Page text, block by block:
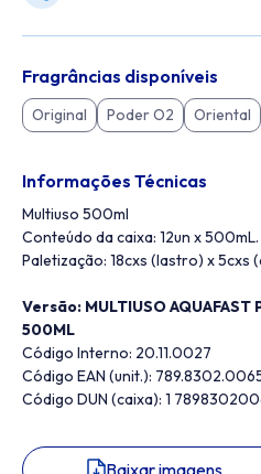
Fragrâncias disponíveis
Original Poder O2 Oriental
Informações Técnicas
Multiuso 500ml
Conteúdo da caixa: 12un x 500mL.
Paletização: 18cxs (lastro) x 5cxs
Versão: MULTIUSO AQUAFAST
500ML
Código Interno: 20.11.0027
Código EAN (unit.):
Código DUN (caixa): 1
Baixar imagens